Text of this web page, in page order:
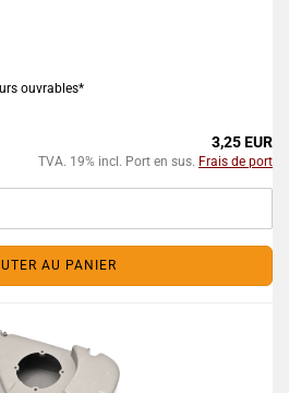
ouvrables*
3,25 EUR
TVA. 19% incl. Port en sus. Frais de port
AU PANIER